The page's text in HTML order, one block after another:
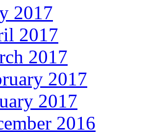
2017
2017
2017
2017
2017
2016